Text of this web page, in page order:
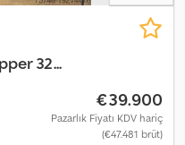
32...
€39.900
Pazarlık Fiyatı KDV hariç
(€47.481 brüt)